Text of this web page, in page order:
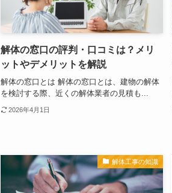
解体の窓口の評判・口コミは？メリ
ットやデメリットを解説
解体の窓口とは 解体の窓口とは、建物の解体
を検討する際、近くの解体業者の見積も...
2026年4月1日
解体工事の知識